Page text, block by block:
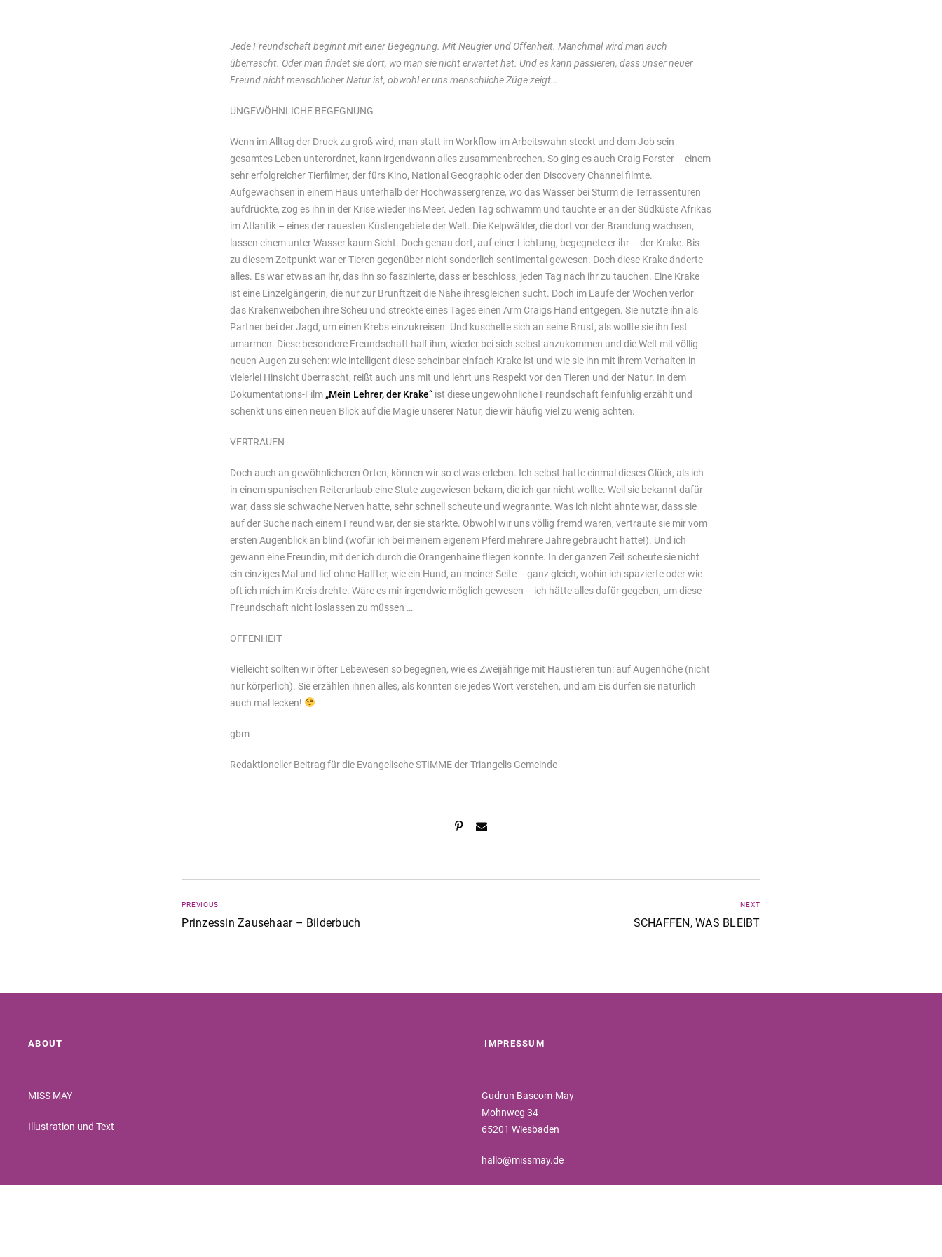
Jede Freundschaft beginnt mit einer Begegnung. Mit Neugier und Offenheit. Manchmal wird man auch
überrascht. Oder man findet sie dort, wo man sie nicht erwartet hat. Und es kann passieren, dass unser neuer
Freund nicht menschlicher Natur ist, obwohl er uns menschliche Züge zeigt…
UNGEWÖHNLICHE BEGEGNUNG
Wenn im Alltag der Druck zu groß wird, man statt im Workflow im Arbeitswahn steckt und dem Job sein
gesamtes Leben unterordnet, kann irgendwann alles zusammenbrechen. So ging es auch Craig Forster – einem
sehr erfolgreicher Tierfilmer, der fürs Kino, National Geographic oder den Discovery Channel filmte.
Aufgewachsen in einem Haus unterhalb der Hochwassergrenze, wo das Wasser bei Sturm die Terrassentüren
aufdrückte, zog es ihn in der Krise wieder ins Meer. Jeden Tag schwamm und tauchte er an der Südküste Afrikas
im Atlantik – eines der rauesten Küstengebiete der Welt. Die Kelpwälder, die dort vor der Brandung wachsen,
lassen einem unter Wasser kaum Sicht. Doch genau dort, auf einer Lichtung, begegnete er ihr – der Krake. Bis
zu diesem Zeitpunkt war er Tieren gegenüber nicht sonderlich sentimental gewesen. Doch diese Krake änderte
alles. Es war etwas an ihr, das ihn so faszinierte, dass er beschloss, jeden Tag nach ihr zu tauchen. Eine Krake
ist eine Einzelgängerin, die nur zur Brunftzeit die Nähe ihresgleichen sucht. Doch im Laufe der Wochen verlor
das Krakenweibchen ihre Scheu und streckte eines Tages einen Arm Craigs Hand entgegen. Sie nutzte ihn als
Partner bei der Jagd, um einen Krebs einzukreisen. Und kuschelte sich an seine Brust, als wollte sie ihn fest
umarmen. Diese besondere Freundschaft half ihm, wieder bei sich selbst anzukommen und die Welt mit völlig
neuen Augen zu sehen: wie intelligent diese scheinbar einfach Krake ist und wie sie ihn mit ihrem Verhalten in
vielerlei Hinsicht überrascht, reißt auch uns mit und lehrt uns Respekt vor den Tieren und der Natur. In dem
Dokumentations-Film „Mein Lehrer, der Krake“ ist diese ungewöhnliche Freundschaft feinfühlig erzählt und
schenkt uns einen neuen Blick auf die Magie unserer Natur, die wir häufig viel zu wenig achten.
VERTRAUEN
Doch auch an gewöhnlicheren Orten, können wir so etwas erleben. Ich selbst hatte einmal dieses Glück, als ich
in einem spanischen Reiterurlaub eine Stute zugewiesen bekam, die ich gar nicht wollte. Weil sie bekannt dafür
war, dass sie schwache Nerven hatte, sehr schnell scheute und wegrannte. Was ich nicht ahnte war, dass sie
auf der Suche nach einem Freund war, der sie stärkte. Obwohl wir uns völlig fremd waren, vertraute sie mir vom
ersten Augenblick an blind (wofür ich bei meinem eigenem Pferd mehrere Jahre gebraucht hatte!). Und ich
gewann eine Freundin, mit der ich durch die Orangenhaine fliegen konnte. In der ganzen Zeit scheute sie nicht
ein einziges Mal und lief ohne Halfter, wie ein Hund, an meiner Seite – ganz gleich, wohin ich spazierte oder wie
oft ich mich im Kreis drehte. Wäre es mir irgendwie möglich gewesen – ich hätte alles dafür gegeben, um diese
Freundschaft nicht loslassen zu müssen …
OFFENHEIT
Vielleicht sollten wir öfter Lebewesen so begegnen, wie es Zweijährige mit Haustieren tun: auf Augenhöhe (nicht
nur körperlich). Sie erzählen ihnen alles, als könnten sie jedes Wort verstehen, und am Eis dürfen sie natürlich
auch mal lecken!
gbm
Redaktioneller Beitrag für die Evangelische STIMME der Triangelis Gemeinde
PREVIOUS
Prinzessin Zausehaar – Bilderbuch
NEXT
SCHAFFEN, WAS BLEIBT
ABOUT
MISS MAY
Illustration und Text
IMPRESSUM
Gudrun Bascom-May
Mohnweg 34
65201 Wiesbaden
hallo@missmay.de